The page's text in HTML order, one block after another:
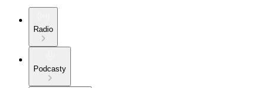
Radio
Podcasty